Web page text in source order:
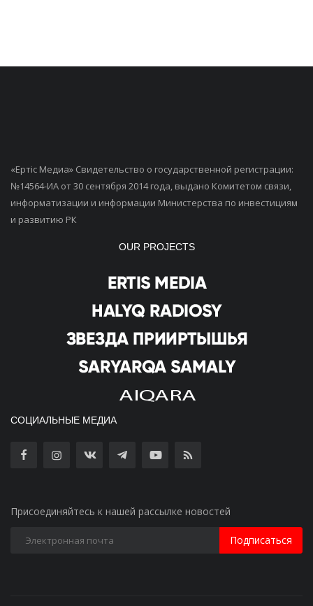
«Ертiс Медиа» Свидетельство о государственной регистрации:
№14564-ИА от 30 сентября 2014 года, выдано Комитетом связи,
информатизации и информации Министерства по инвестициям
и развитию РК
OUR PROJECTS
СОЦИАЛЬНЫЕ МЕДИА
Присоединяйтесь к нашей рассылке новостей
Подписаться